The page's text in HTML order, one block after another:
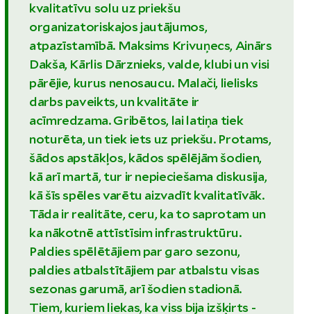
kvalitatīvu solu uz priekšu
organizatoriskajos jautājumos,
atpazīstamībā. Maksims Krivuņecs, Ainārs
Dakša, Kārlis Dārznieks, valde, klubi un visi
pārējie, kurus nenosaucu. Malači, lielisks
darbs paveikts, un kvalitāte ir
acīmredzama. Gribētos, lai latiņa tiek
noturēta, un tiek iets uz priekšu. Protams,
šādos apstākļos, kādos spēlējām šodien,
kā arī martā, tur ir nepieciešama diskusija,
kā šīs spēles varētu aizvadīt kvalitatīvāk.
Tāda ir realitāte, ceru, ka to saprotam un
ka nākotnē attīstīsim infrastruktūru.
Paldies spēlētājiem par garo sezonu,
paldies atbalstītājiem par atbalstu visas
sezonas garumā, arī šodien stadionā.
Tiem, kuriem liekas, ka viss bija izšķirts -